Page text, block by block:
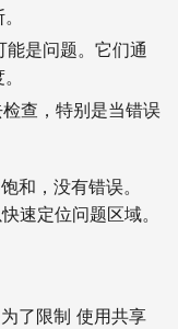
是问题。它们通
查，特别是当错误
和，没有错误。
速定位问题区域。
了限制 使用共享